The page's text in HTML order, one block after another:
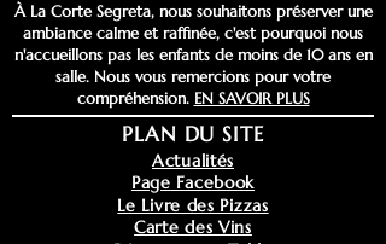
À La Corte Segreta, nous souhaitons préserver une
ambiance calme et raffinée, c'est pourquoi nous
n'accueillons pas les enfants de moins de 10 ans en
salle. Nous vous remercions pour votre
compréhension. EN SAVOIR PLUS
PLAN DU SITE
Actualités
Page Facebook
Le Livre des Pizzas
Carte des Vins